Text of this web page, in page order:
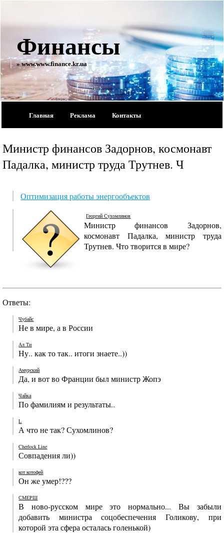
Финансы
» www.www.finance.kr.ua
Главная Реклама Контакты
Министр финансов Задорнов, космонавт
Падалка, министр труда Трутнев. Ч
Оптимизация работы энергообъектов
Георгий Сухомлинов
Министр финансов Задорнов,
космонавт Падалка, министр труда
Трутнев. Что творится в мире?
Ответы:
Чубайс
Не в мире, а в России
Ал Ти
Ну.. как то так.. итоги знаете..))
Амурский
Да, и вот во Франции был министр Жопэ
Чайка
По фамилиям и результаты..
L
А что не так? Сухомлинов?
Cherlock Line
Совпадения ли))
кот котофей
Он же умер!???
СМЕРШ
В ново-русском мире это нормально... Вы забыли
добавить министра соцобеспечения Голикову, при
которой эта сфера осталась голенькой)